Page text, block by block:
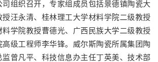
组织召开，专家组成员包括景德镇陶瓷大
授汪永清、桂林理工大学材料学院二级教授
料学院教授曹德光、广西民族大学二级教授
级工程师李华锋。威尔斯陶瓷所属集团陶
曾凡平、科技信息办主任丁英美、技术部